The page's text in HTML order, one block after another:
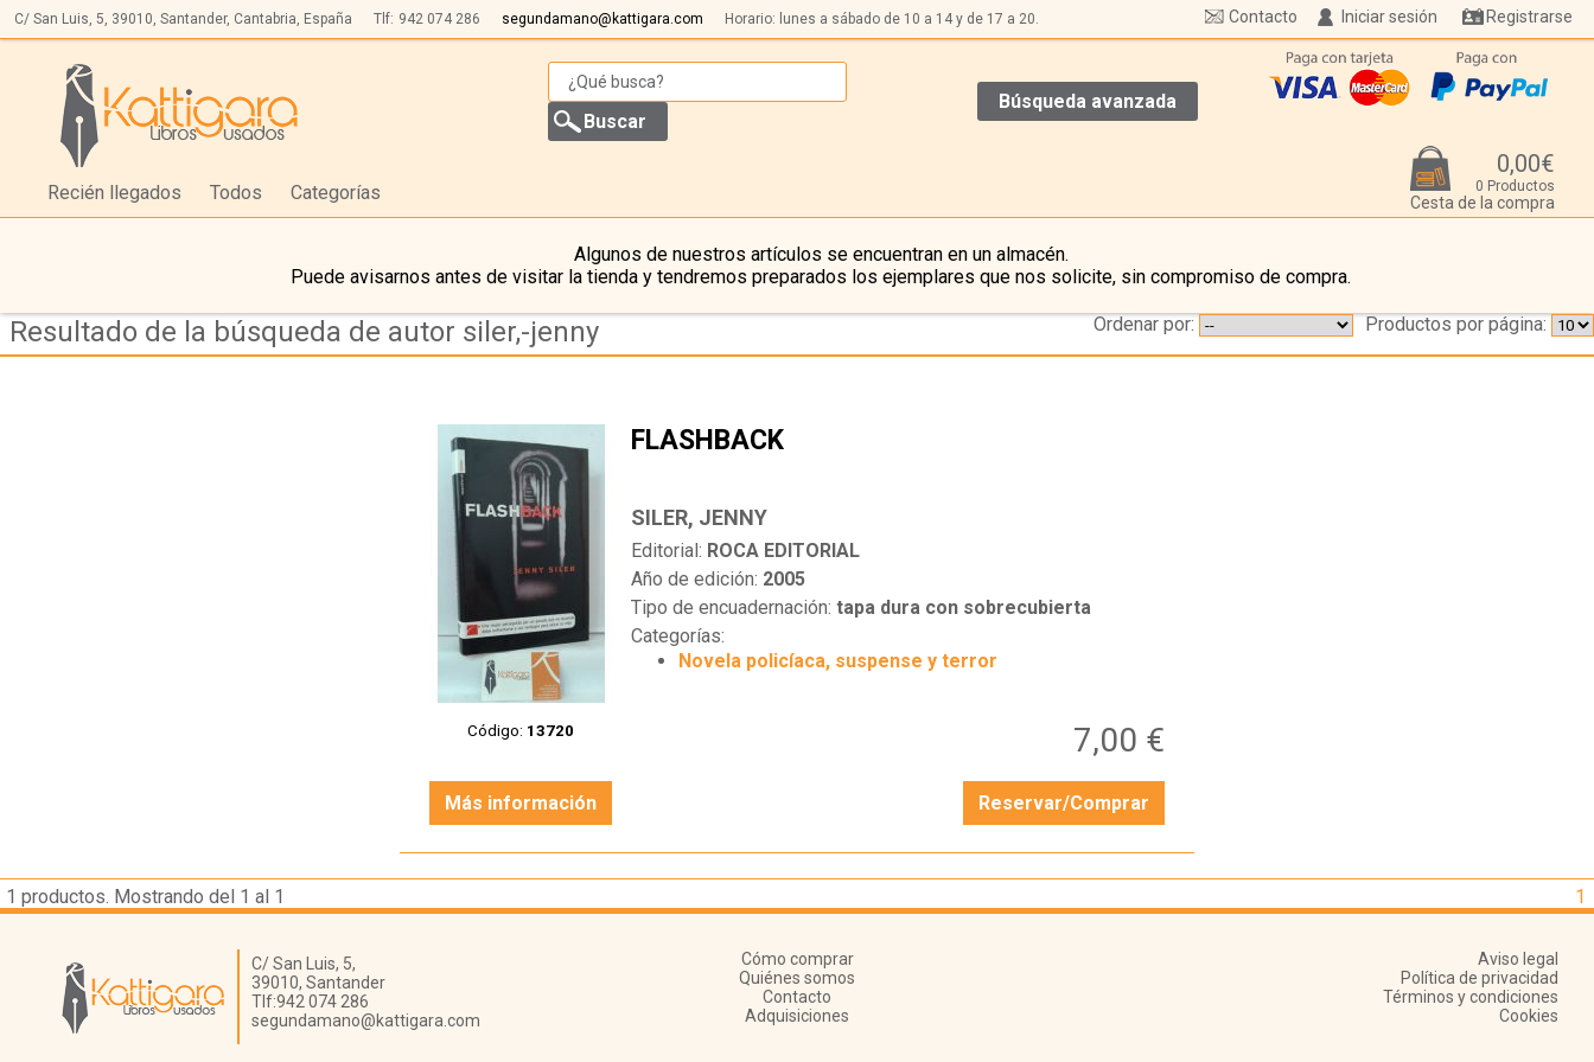
C/ San Luis, 5, 39010, Santander, Cantabria, España Tlf: 942 074 286 segundamano@kattigara.com Horario: lunes a sábado de 10 a 14 y de 17 a 20. Iniciar sesión Registrarse
Contacto
Búsqueda avanzada
Recién llegados Todos Categorías
0,00€
0 Productos
Cesta de la compra
Algunos de nuestros artículos se encuentran en un almacén.
Puede avisarnos antes de visitar la tienda y tendremos preparados los ejemplares que nos solicite, sin compromiso de compra.
Resultado de la búsqueda de autor siler,-jenny Productos por página:
Ordenar por:
Código: 13720
FLASHBACK
SILER, JENNY
Editorial: ROCA EDITORIAL
Año de edición: 2005
Tipo de encuadernación: tapa dura con sobrecubierta
Categorías:
Novela policíaca, suspense y terror
7,00 €
Más información Reservar/Comprar
1 productos. Mostrando del 1 al 1 1
Librería Kattigara
C/ San Luis, 5,
39010, Santander
Tlf:942 074 286
segundamano@kattigara.com
Cómo comprar
Quiénes somos
Contacto
Adquisiciones
Aviso legal
Política de privacidad
Términos y condiciones
Cookies